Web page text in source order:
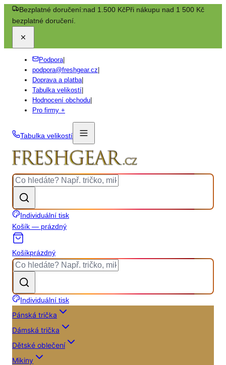
Bezplatné doručení:nad 1.500 KčPři nákupu nad 1 500 Kč
bezplatné doručení.
Podpora|
podpora@freshgear.cz
Doprava a platba|
Tabulka velikostí
Hodnocení obchodu
Pro firmy +
Tabulka velikostí
Individuální tisk
Košík — prázdný
Košíkprázdný
Individuální tisk
Pánská trička
Dámská trička
Dětské oblečení
Mikiny